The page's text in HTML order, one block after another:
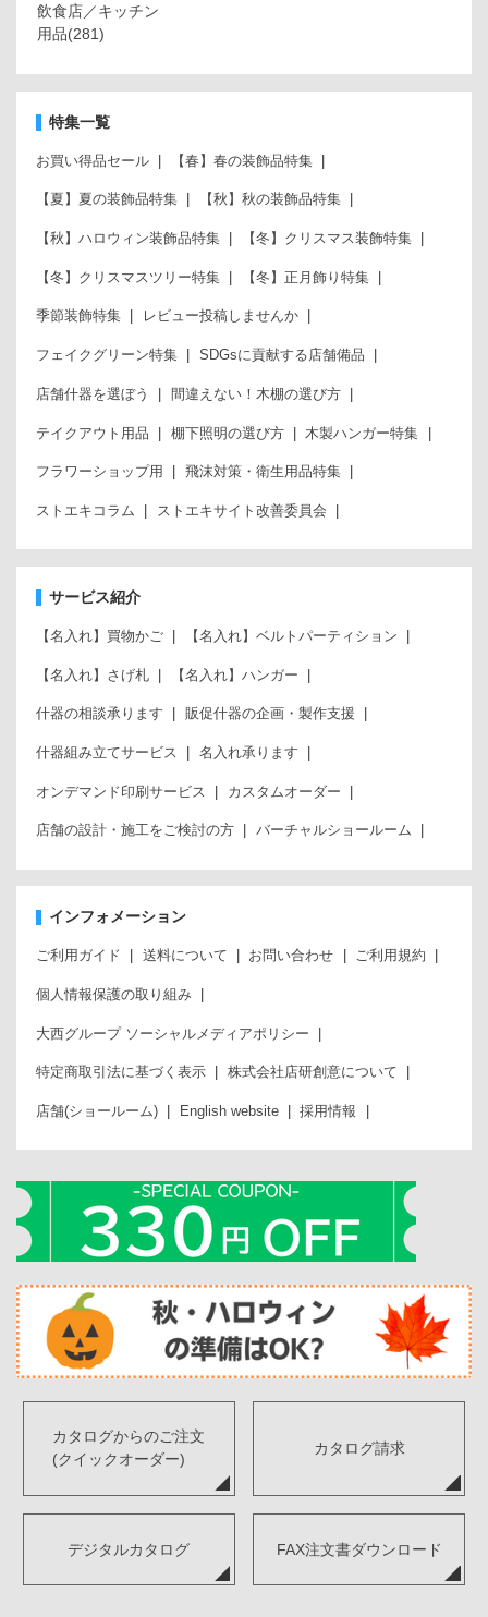
飲食店／キッチン
用品(281)
特集一覧
お買い得品セール 【春】春の装飾品特集
【夏】夏の装飾品特集 【秋】秋の装飾品特集
【秋】ハロウィン装飾品特集 【冬】クリスマス装飾特集
【冬】クリスマスツリー特集 【冬】正月飾り特集
季節装飾特集 レビュー投稿しませんか
フェイクグリーン特集 SDGsに貢献する店舗備品
店舗什器を選ぼう 間違えない！木棚の選び方
テイクアウト用品 棚下照明の選び方 木製ハンガー特集
フラワーショップ用 飛沫対策・衛生用品特集
ストエキコラム ストエキサイト改善委員会
サービス紹介
【名入れ】買物かご 【名入れ】ベルトパーティション
【名入れ】さげ札 【名入れ】ハンガー
什器の相談承ります 販促什器の企画・製作支援
什器組み立てサービス 名入れ承ります
オンデマンド印刷サービス カスタムオーダー
店舗の設計・施工をご検討の方 バーチャルショールーム
インフォメーション
ご利用ガイド 送料について お問い合わせ ご利用規約
個人情報保護の取り組み
大西グループ ソーシャルメディアポリシー
特定商取引法に基づく表示 株式会社店研創意について
店舗(ショールーム) English website 採用情報
カタログからのご注文
(クイックオーダー)
カタログ請求
デジタルカタログ FAX注文書ダウンロード